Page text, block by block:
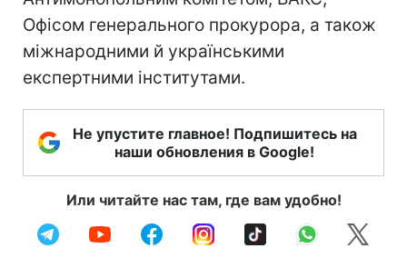
Офісом генерального прокурора, а також
міжнародними й українськими
експертними інститутами.
Не упустите главное! Подпишитесь на
наши обновления в Google!
Или читайте нас там, где вам удобно!